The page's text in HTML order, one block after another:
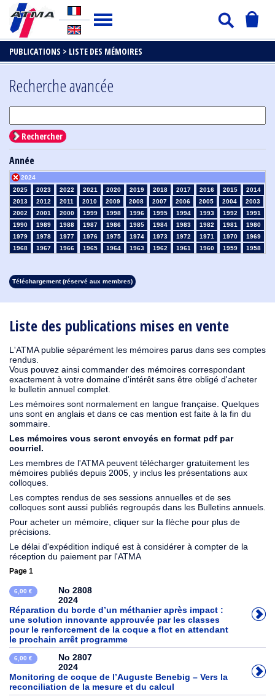
PUBLICATIONS > LISTE DES MÉMOIRES
Liste des publications mises en vente
L'ATMA publie séparément les mémoires parus dans ses comptes
rendus.
Vous pouvez ainsi commander des mémoires correspondant
exactement à votre domaine d'intérêt sans être obligé d'acheter
le bulletin annuel complet.
Les mémoires sont normalement en langue française. Quelques
uns sont en anglais et dans ce cas mention est faite à la fin du
sommaire.
Les mémoires vous seront envoyés en format pdf par
courriel.
Les membres de l'ATMA peuvent télécharger gratuitement les
mémoires publiés depuis 2005, y inclus les présentations aux
colloques.
Les comptes rendus de ses sessions annuelles et de ses
colloques sont aussi publiés regroupés dans les Bulletins annuels.
Pour acheter un mémoire, cliquer sur la flèche pour plus de
précisions.
Le délai d'expédition indiqué est à considérer à compter de la
réception du paiement par l'ATMA
Page 1
6,00 €
No 2808
2024
Réparation du borde d’un méthanier après impact :
une solution innovante approuvée par les classes
pour le renforcement de la coque a flot en attendant
le prochain arrêt programme
6,00 €
No 2807
2024
Monitoring de coque de l’Auguste Benebig – Vers la
reconciliation de la mesure et du calcul
Recherche avancée
Rechercher
Année
2025
2024
2023
2022 2021 2020 2019 2018 2017 2016 2015
2014
2013
2012 2011 2010 2009 2008 2007 2006 2005 2004
2003
2002
2001 2000 1999 1998 1996 1995 1994 1993 1992
1991
1990
1989 1988 1987 1986 1985 1984 1983 1982 1981
1980
1979
1978 1977 1976 1975 1974 1973 1972 1971 1970
1969
1968
1967 1966 1965 1964 1963 1962 1961 1960 1959
1958
1930
1929 1928 1927 1926 1925
Téléchargement (réservé aux membres)